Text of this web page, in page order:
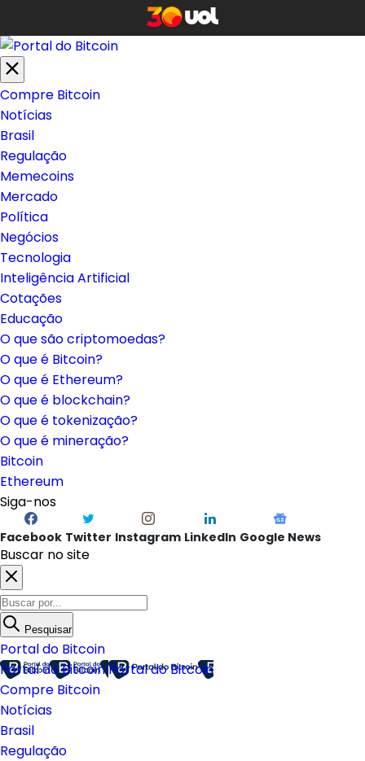
Compre Bitcoin
Notícias
Brasil
Regulação
Memecoins
Mercado
Política
Negócios
Tecnologia
Inteligência Artificial
Cotações
Educação
O que são criptomoedas?
O que é Bitcoin?
O que é Ethereum?
O que é blockchain?
O que é tokenização?
O que é mineração?
Bitcoin
Ethereum
Siga-nos
Facebook Twitter Instagram LinkedIn Google News
Buscar no site
Pesquisar
Portal do Bitcoin
Portal do BitcoinPortal do Bitcoin
Compre Bitcoin
Notícias
Brasil
Regulação